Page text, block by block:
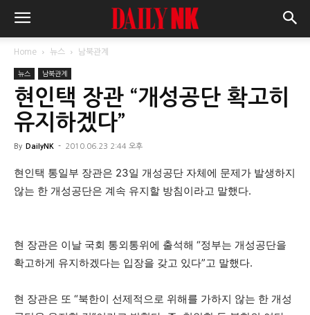
Home 뉴스 남북관계
뉴스 남북관계
현인택 장관 “개성공단 확고히
유지하겠다”
By DailyNK - 2010.06.23 2:44 오후
현인택 통일부 장관은 23일 개성공단 자체에 문제가 발생하지
않는 한 개성공단은 계속 유지할 방침이라고 말했다.
현 장관은 이날 국회 통외통위에 출석해 “정부는 개성공단을
확고하게 유지하겠다는 입장을 갖고 있다”고 말했다.
현 장관은 또 “북한이 선제적으로 위해를 가하지 않는 한 개성